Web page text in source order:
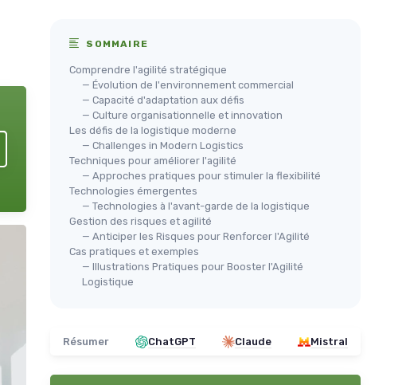
SOMMAIRE
Comprendre l'agilité stratégique
— Évolution de l'environnement commercial
— Capacité d'adaptation aux défis
— Culture organisationnelle et innovation
Les défis de la logistique moderne
— Challenges in Modern Logistics
Techniques pour améliorer l'agilité
— Approches pratiques pour stimuler la flexibilité
Technologies émergentes
— Technologies à l'avant-garde de la logistique
Gestion des risques et agilité
— Anticiper les Risques pour Renforcer l'Agilité
Cas pratiques et exemples
— Illustrations Pratiques pour Booster l'Agilité
Logistique
Résumer ChatGPT Claude Mistral